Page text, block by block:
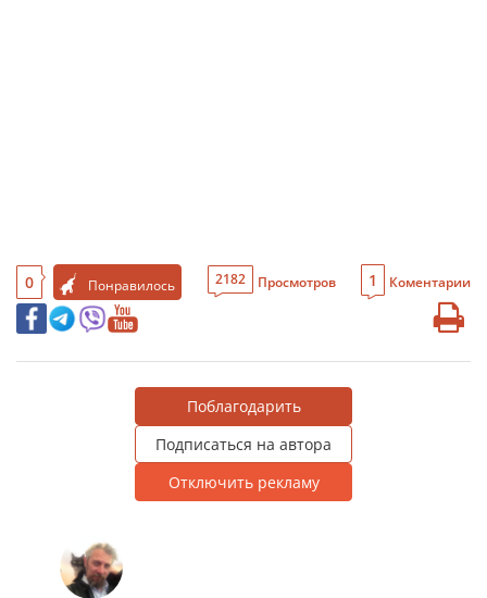
0 Понравилось 2182 Просмотров 1 Коментарии
Поблагодарить
Подписаться на автора
Отключить рекламу